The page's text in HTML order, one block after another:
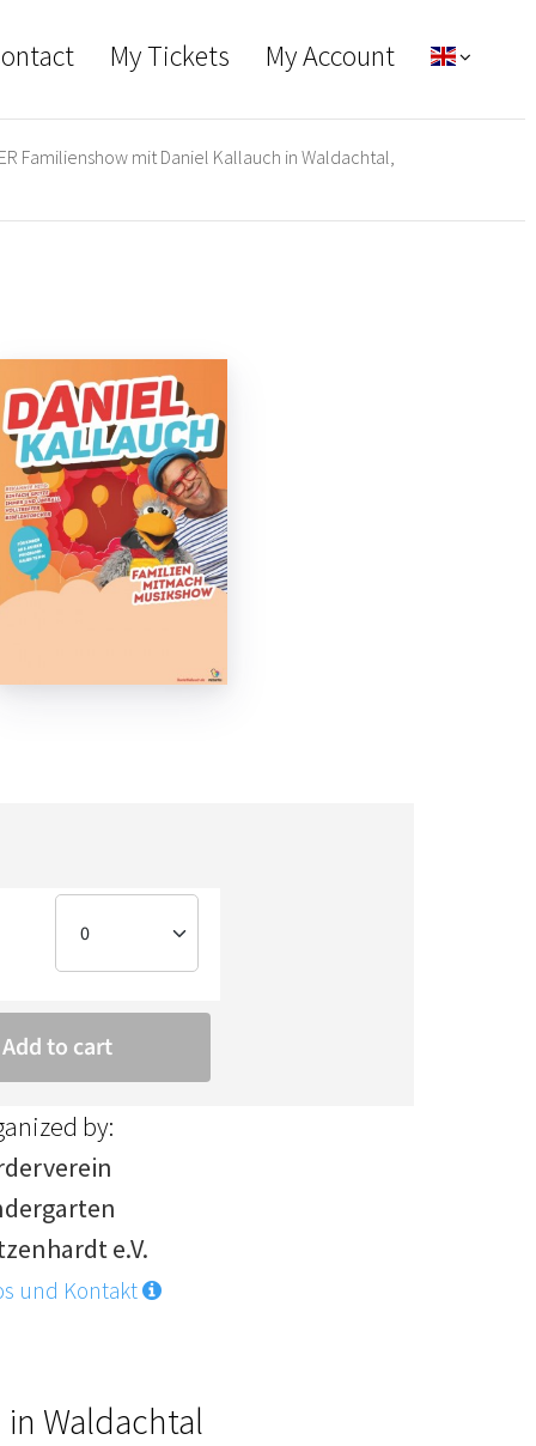
My Tickets My Account
Familienshow mit Daniel Kallauch in Waldachtal,
by:
e.V.
und Kontakt
in Waldachtal